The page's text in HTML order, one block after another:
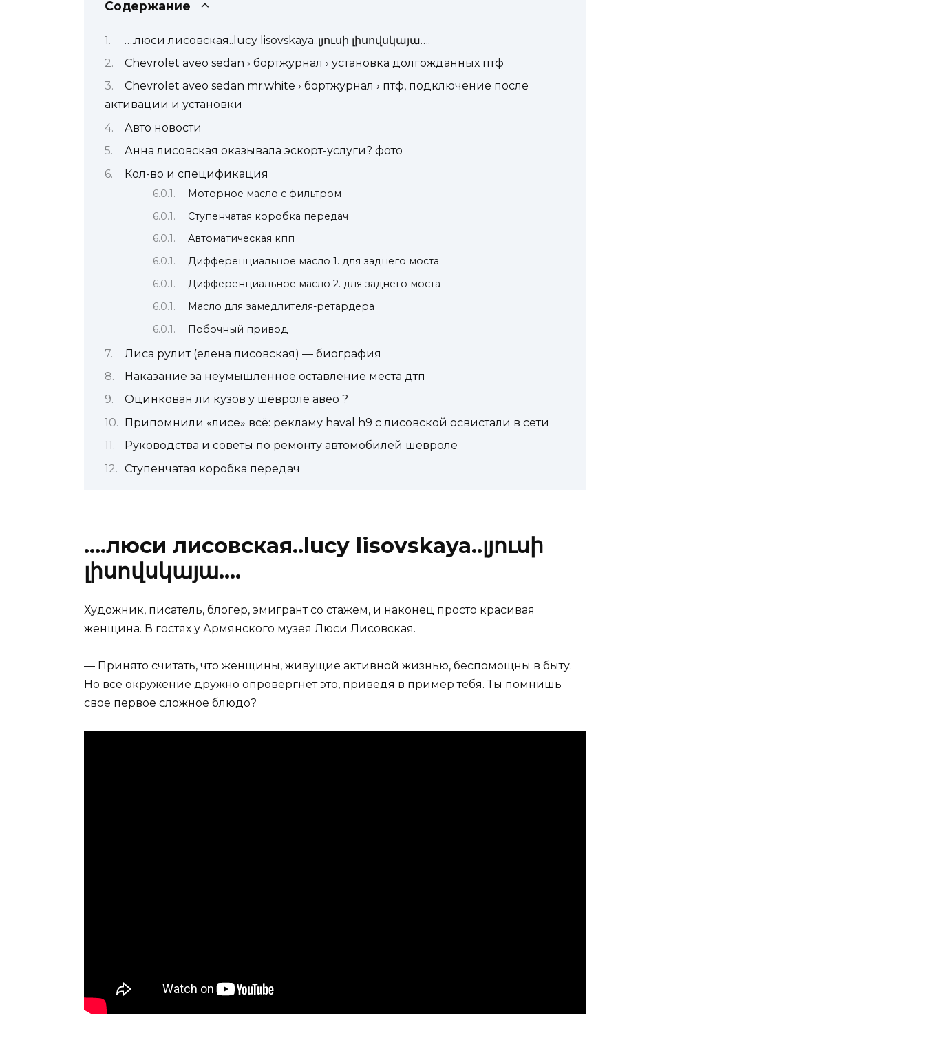
Содержание
….люси лисовская..lucy lisovskaya..լյուսի լիսովսկայա….
Chevrolet aveo sedan › бортжурнал › установка долгожданных птф
Chevrolet aveo sedan mr.white › бортжурнал › птф, подключение после
активации и установки
Авто новости
Анна лисовская оказывала эскорт-услуги? фото
Кол-во и спецификация
Моторное масло с фильтром
Ступенчатая коробка передач
Автоматическая кпп
Дифференциальное масло 1. для заднего моста
Дифференциальное масло 2. для заднего моста
Масло для замедлителя-ретардера
Побочный привод
Лиса рулит (елена лисовская) — биография
Наказание за неумышленное оставление места дтп
Оцинкован ли кузов у шевроле авео ?
Припомнили «лисе» всё: рекламу haval h9 с лисовской освистали в сети
Руководства и советы по ремонту автомобилей шевроле
Ступенчатая коробка передач
….люси лисовская..lucy lisovskaya..լյուսի
լիսովսկայա….
Художник, писатель, блогер, эмигрант со стажем, и наконец просто красивая
женщина. В гостях у Армянского музея Люси Лисовская.
— Принято считать, что женщины, живущие активной жизнью, беспомощны в быту.
Но все окружение дружно опровергнет это, приведя в пример тебя. Ты помнишь
свое первое сложное блюдо?